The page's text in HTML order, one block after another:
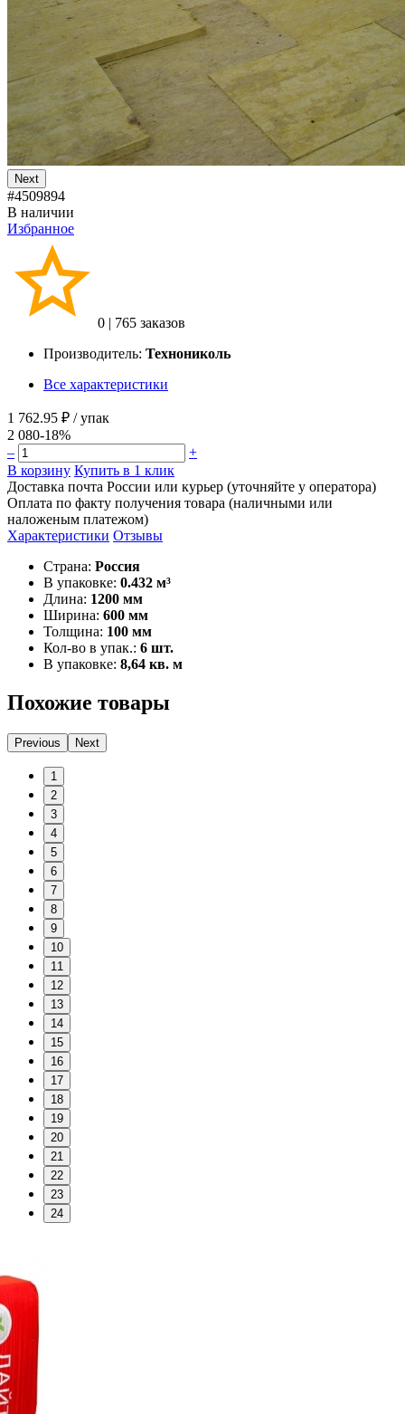
Next
#4509894
В наличии
Избранное
0 | 765 заказов
Производитель: Технониколь
Все характеристики
1 762.95 ₽ / упак
2 080-18%
–
+
В корзину Купить в 1 клик
Доставка почта России или курьер (уточняйте у оператора)
Оплата по факту получения товара (наличными или
наложеным платежом)
Характеристики Отзывы
Страна: Россия
В упаковке: 0.432 м³
Длина: 1200 мм
Ширина: 600 мм
Толщина: 100 мм
Кол-во в упак.: 6 шт.
В упаковке: 8,64 кв. м
Похожие товары
Previous Next
1
2
3
4
5
6
7
8
9
10
11
12
13
14
15
16
17
18
19
20
21
22
23
24